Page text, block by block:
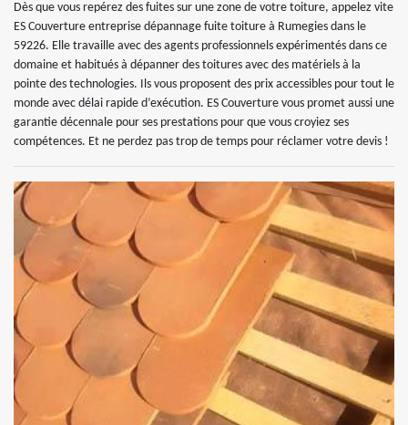
Dès que vous repérez des fuites sur une zone de votre toiture, appelez vite
ES Couverture entreprise dépannage fuite toiture à Rumegies dans le
59226. Elle travaille avec des agents professionnels expérimentés dans ce
domaine et habitués à dépanner des toitures avec des matériels à la
pointe des technologies. Ils vous proposent des prix accessibles pour tout le
monde avec délai rapide d’exécution. ES Couverture vous promet aussi une
garantie décennale pour ses prestations pour que vous croyiez ses
compétences. Et ne perdez pas trop de temps pour réclamer votre devis !